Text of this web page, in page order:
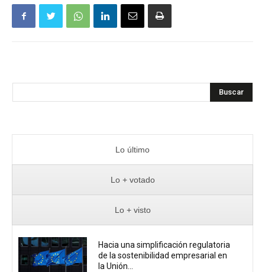
Buscar
Lo último
Lo + votado
Lo + visto
Hacia una simplificación regulatoria
de la sostenibilidad empresarial en
la Unión...